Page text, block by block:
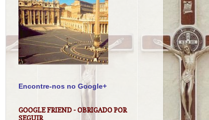
Encontre-nos no Google+
GOOGLE FRIEND - OBRIGADO POR
SEGUIR